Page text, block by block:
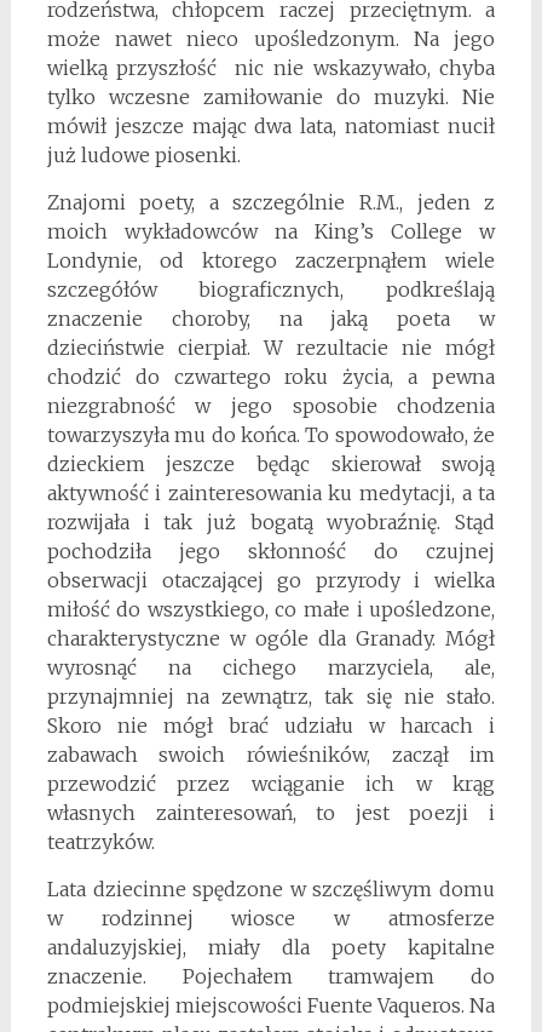
rodzeństwa, chłopcem raczej przeciętnym. a
może nawet nieco upośledzonym. Na jego
wielką przyszłość nic nie wskazywało, chyba
tylko wczesne zamiłowanie do muzyki. Nie
mówił jeszcze mając dwa lata, natomiast nucił
już ludowe piosenki.
Znajomi poety, a szczególnie R.M., jeden z
moich wykładowców na King’s College w
Londynie, od ktorego zaczerpnąłem wiele
szczegółów biograficznych, podkreślają
znaczenie choroby, na jaką poeta w
dzieciństwie cierpiał. W rezultacie nie mógł
chodzić do czwartego roku życia, a pewna
niezgrabność w jego sposobie chodzenia
towarzyszyła mu do końca. To spowodowało, że
dzieckiem jeszcze będąc skierował swoją
aktywność i zainteresowania ku medytacji, a ta
rozwijała i tak już bogatą wyobraźnię. Stąd
pochodziła jego skłonność do czujnej
obserwacji otaczającej go przyrody i wielka
miłość do wszystkiego, co małe i upośledzone,
charakterystyczne w ogóle dla Granady. Mógł
wyrosnąć na cichego marzyciela, ale,
przynajmniej na zewnątrz, tak się nie stało.
Skoro nie mógł brać udziału w harcach i
zabawach swoich rówieśników, zaczął im
przewodzić przez wciąganie ich w krąg
własnych zainteresowań, to jest poezji i
teatrzyków.
Lata dziecinne spędzone w szczęśliwym domu
w rodzinnej wiosce w atmosferze
andaluzyjskiej, miały dla poety kapitalne
znaczenie. Pojechałem tramwajem do
podmiejskiej miejscowości Fuente Vaqueros. Na